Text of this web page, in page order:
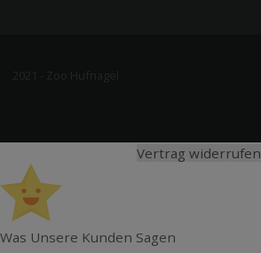
Vertrag widerrufen
Was Unsere Kunden Sagen